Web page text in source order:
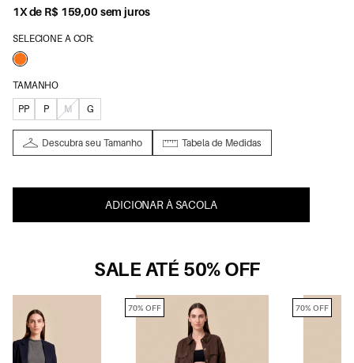
1X de R$ 159,00 sem juros
SELECIONE A COR:
TAMANHO
PP
P M G
Descubra seu Tamanho Tabela de Medidas
ADICIONAR À SACOLA
SALE ATÉ 50% OFF
70% OFF 70% OFF